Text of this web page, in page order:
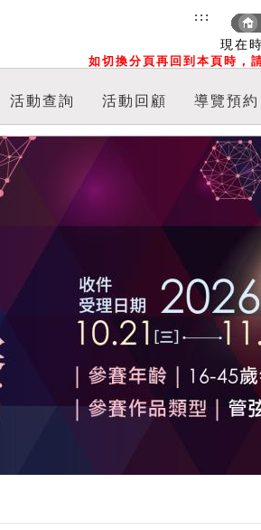
現在
如切換分頁再回到本頁時，
:::
活動查詢 活動回顧 導覽預約